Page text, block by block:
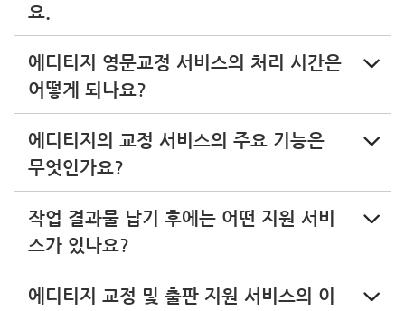
요.
에디티지 영문교정 서비스의 처리 시간은
어떻게 되나요?
에디티지의 교정 서비스의 주요 기능은
무엇인가요?
작업 결과물 납기 후에는 어떤 지원 서비
스가 있나요?
에디티지 교정 및 출판 지원 서비스의 이